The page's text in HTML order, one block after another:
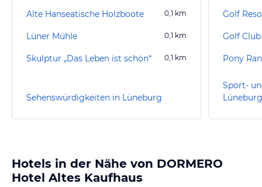
Alte Hanseatische Holzboote 0,1 km
Lüner Mühle 0,1 km
Skulptur „Das Leben ist schön“ 0,1 km
Sehenswürdigkeiten in Lüneburg
Golf
Golf
Pony
Sport-
Lüneburg
Hotels in der Nähe von DORMERO
Hotel Altes Kaufhaus